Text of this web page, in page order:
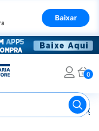
Baixar
0
Brinquedo